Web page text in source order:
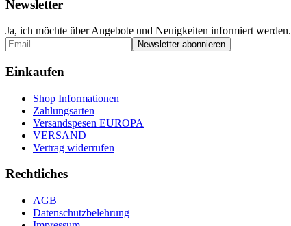
Newsletter
Ja, ich möchte über Angebote und Neuigkeiten informiert werden.
Einkaufen
Shop Informationen
Zahlungsarten
Versandspesen EUROPA
VERSAND
Vertrag widerrufen
Rechtliches
AGB
Datenschutzbelehrung